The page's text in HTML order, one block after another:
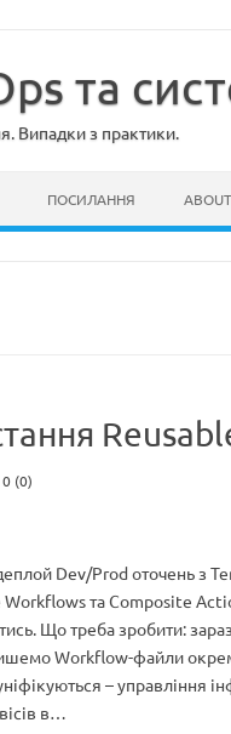
та
Випадки з практики.
ПОСИЛАННЯ
0 (0)
Dev/Prod оточень з
Workflows та Composite
Що треба зробити:
Workflow-файли
– управління
в…